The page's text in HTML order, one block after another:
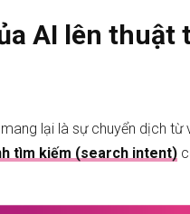
AI lên
lại là sự chuyển dịch
tìm kiếm (search intent)